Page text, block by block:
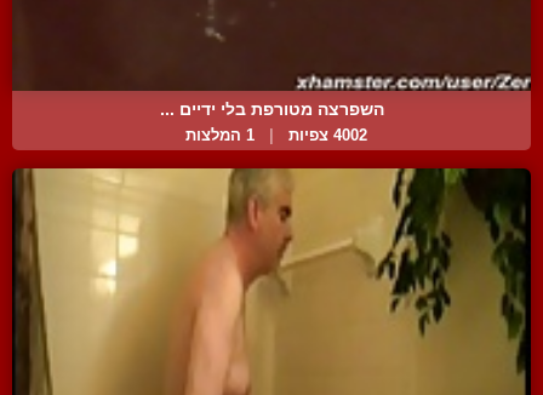
השפרצה מטורפת בלי ידיים ...
4002 צפיות 1 המלצות